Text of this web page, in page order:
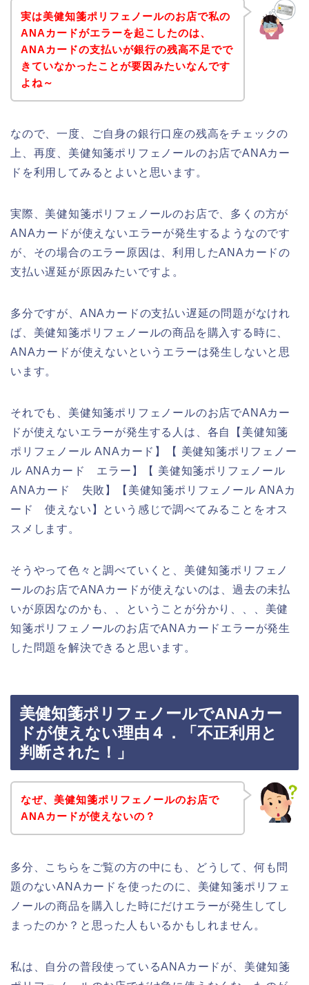
実は美健知箋ポリフェノールのお店で私の
ANAカードがエラーを起こしたのは、
ANAカードの支払いが銀行の残高不足でで
きていなかったことが要因みたいなんです
よね～
なので、一度、ご自身の銀行口座の残高をチェックの
上、再度、美健知箋ポリフェノールのお店でANAカー
ドを利用してみるとよいと思います。
実際、美健知箋ポリフェノールのお店で、多くの方が
ANAカードが使えないエラーが発生するようなのです
が、その場合のエラー原因は、利用したANAカードの
支払い遅延が原因みたいですよ。
多分ですが、ANAカードの支払い遅延の問題がなけれ
ば、美健知箋ポリフェノールの商品を購入する時に、
ANAカードが使えないというエラーは発生しないと思
います。
それでも、美健知箋ポリフェノールのお店でANAカー
ドが使えないエラーが発生する人は、各自【美健知箋
ポリフェノール ANAカード】【 美健知箋ポリフェノー
ル ANAカード エラー】【 美健知箋ポリフェノール
ANAカード 失敗】【美健知箋ポリフェノール ANAカ
ード 使えない】という感じで調べてみることをオス
スメします。
そうやって色々と調べていくと、美健知箋ポリフェノ
ールのお店でANAカードが使えないのは、過去の未払
いが原因なのかも、、ということが分かり、、、美健
知箋ポリフェノールのお店でANAカードエラーが発生
した問題を解決できると思います。
美健知箋ポリフェノールでANAカー
ドが使えない理由４．「不正利用と
判断された！」
なぜ、美健知箋ポリフェノールのお店で
ANAカードが使えないの？
多分、こちらをご覧の方の中にも、どうして、何も問
題のないANAカードを使ったのに、美健知箋ポリフェ
ノールの商品を購入した時にだけエラーが発生してし
まったのか？と思った人もいるかもしれません。
私は、自分の普段使っているANAカードが、美健知箋